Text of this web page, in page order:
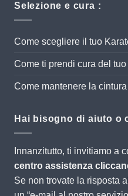
Selezione e cura :
Come scegliere il tuo
Come ti prendi cura del
Come mantenere la
Hai bisogno di aiuto o
Innanzitutto, ti invitiamo a
centro assistenza
Se non trovate la risposta